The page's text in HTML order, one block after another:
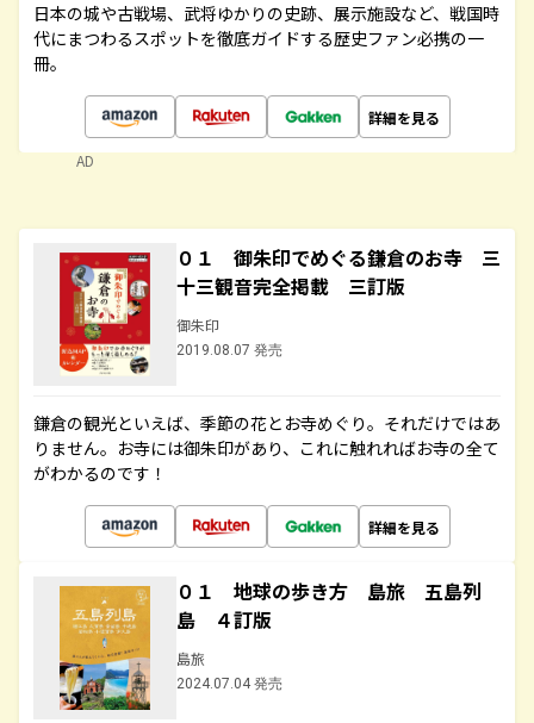
日本の城や古戦場、武将ゆかりの史跡、展示施設など、戦国時
代にまつわるスポットを徹底ガイドする歴史ファン必携の一
冊。
詳細を見る
AD
０１ 御朱印でめぐる鎌倉のお寺 三
十三観音完全掲載 三訂版
御朱印
2019.08.07 発売
鎌倉の観光といえば、季節の花とお寺めぐり。それだけではあ
りません。お寺には御朱印があり、これに触れればお寺の全て
がわかるのです！
詳細を見る
０１ 地球の歩き方 島旅 五島列
島 ４訂版
島旅
2024.07.04 発売